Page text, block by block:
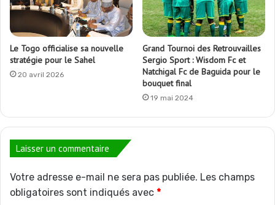
Le Togo officialise sa nouvelle
stratégie pour le Sahel
20 avril 2026
Grand Tournoi des Retrouvailles
Sergio Sport : Wisdom Fc et
Natchigal Fc de Baguida pour le
bouquet final
19 mai 2024
Laisser un commentaire
Votre adresse e-mail ne sera pas publiée. Les champs
obligatoires sont indiqués avec *